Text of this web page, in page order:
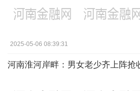
2025-05-06 08:39:31
河南淮河岸畔：男女老少齐上阵抢